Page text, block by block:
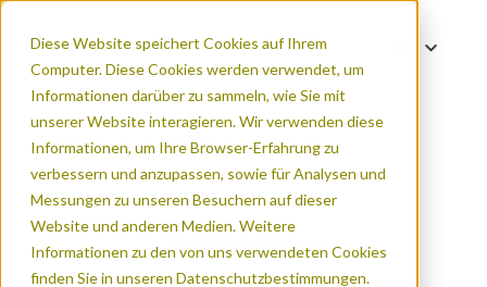
Diese Website speichert Cookies auf Ihrem
Computer. Diese Cookies werden verwendet, um
Informationen darüber zu sammeln, wie Sie mit
unserer Website interagieren. Wir verwenden diese
Informationen, um Ihre Browser-Erfahrung zu
verbessern und anzupassen, sowie für Analysen und
Messungen zu unseren Besuchern auf dieser
Website und anderen Medien. Weitere
Informationen zu den von uns verwendeten Cookies
finden Sie in unseren Datenschutzbestimmungen.
FR
Willkommen
Ressourcen & News